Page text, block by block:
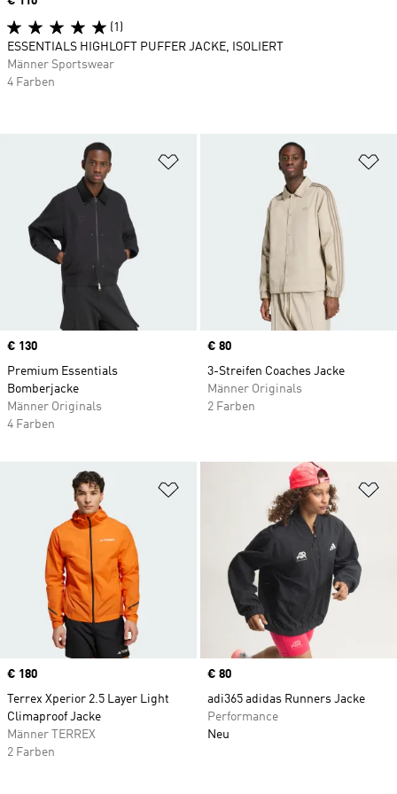
Zur Wunschliste hinzufügen
Price
€ 130
Premium Essentials
Bomberjacke
Männer Originals
4 Farben
Price
€ 80
3-Streifen Coaches Jacke
Männer Originals
2 Farben
Zur Wunschliste hinzufügen
Price
€ 180
Terrex Xperior 2.5 Layer Light
Climaproof Jacke
Männer TERREX
2 Farben
Price
€ 80
adi365 adidas Runners Jacke
Performance
Neu
(1)
ESSENTIALS HIGHLOFT PUFFER JACKE, ISOLIERT
Männer Sportswear
4 Farben